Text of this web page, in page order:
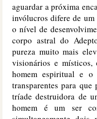
aguardar a próxima
invólucros difere de
o nível de
corpo astral do
pureza muito mais
visionários e
homem espiritual e o
transparentes para que
tríade destruidora de
homem é um ser